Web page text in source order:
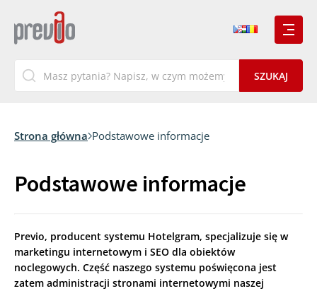
Strona główna Podstawowe informacje
Podstawowe informacje
Previo, producent systemu Hotelgram, specjalizuje się w
marketingu internetowym i SEO dla obiektów
noclegowych. Część naszego systemu poświęcona jest
zatem administracji stronami internetowymi naszej